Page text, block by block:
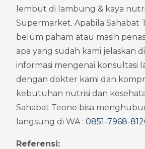
lembut di lambung & kaya
Supermarket. Apabila Sahabat
belum paham atau masih
apa yang sudah kami jelaskan
informasi mengenai konsultasi
dengan dokter kami dan
kebutuhan nutrisi dan
Sahabat Teone bisa
langsung di WA : 0851-7968-
Referensi: